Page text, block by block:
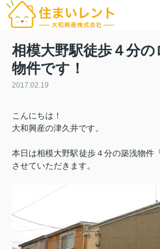
相模大野駅徒歩４分
物件です！
2017.02.19
こんにちは！
大和興産の津久井です。
本日は相模大野駅徒歩４分の築浅物件
させていただきます。